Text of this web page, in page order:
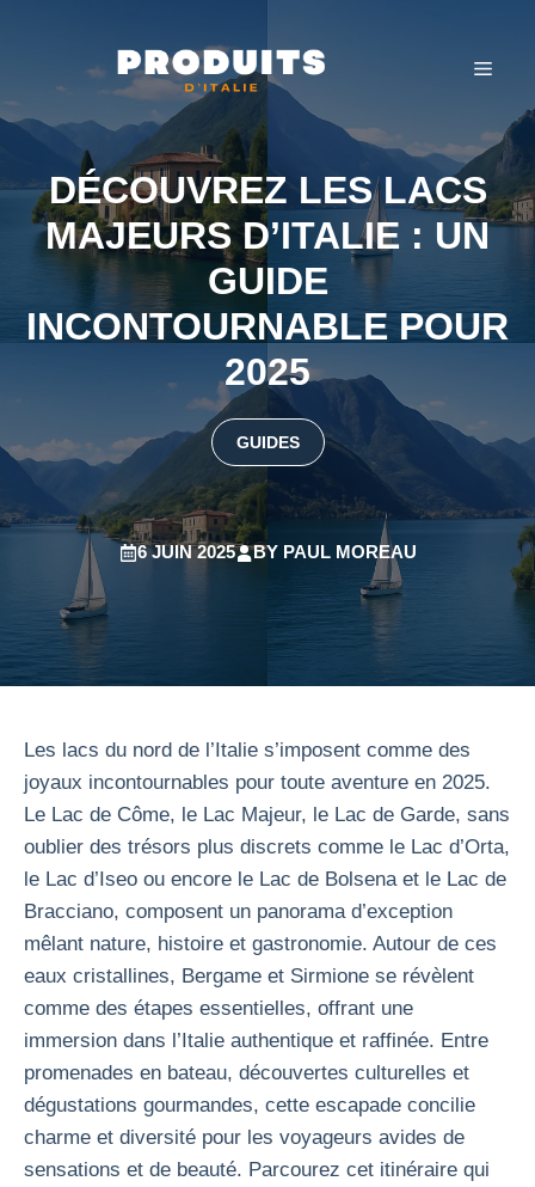
DÉCOUVREZ LES LACS
MAJEURS D’ITALIE : UN
GUIDE
INCONTOURNABLE POUR
2025
GUIDES
6 JUIN 2025 BY PAUL MOREAU
Les lacs du nord de l’Italie s’imposent comme des
joyaux incontournables pour toute aventure en 2025.
Le Lac de Côme, le Lac Majeur, le Lac de Garde, sans
oublier des trésors plus discrets comme le Lac d’Orta,
le Lac d’Iseo ou encore le Lac de Bolsena et le Lac de
Bracciano, composent un panorama d’exception
mêlant nature, histoire et gastronomie. Autour de ces
eaux cristallines, Bergame et Sirmione se révèlent
comme des étapes essentielles, offrant une
immersion dans l’Italie authentique et raffinée. Entre
promenades en bateau, découvertes culturelles et
dégustations gourmandes, cette escapade concilie
charme et diversité pour les voyageurs avides de
sensations et de beauté. Parcourez cet itinéraire qui